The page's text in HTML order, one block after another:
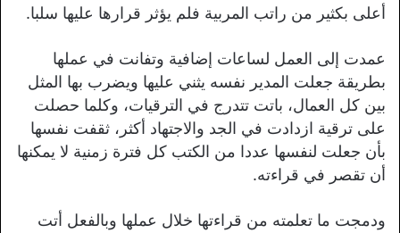
أعلى بكثير من راتب المربية فلم يؤثر قرارها عليها سلبا.
عمدت إلى العمل لساعات إضافية وتفانت في عملها
بطريقة جعلت المدير نفسه يثني عليها ويضرب بها المثل
بين كل العمال، باتت تتدرج في الترقيات، وكلما حصلت
على ترقية ازدادت في الجد والاجتهاد أكثر، ثقفت نفسها
بأن جعلت لنفسها عددا من الكتب كل فترة زمنية لا يمكنها
أن تقصر في قراءته.
ودمجت ما تعلمته من قراءتها خلال عملها وبالفعل أتت